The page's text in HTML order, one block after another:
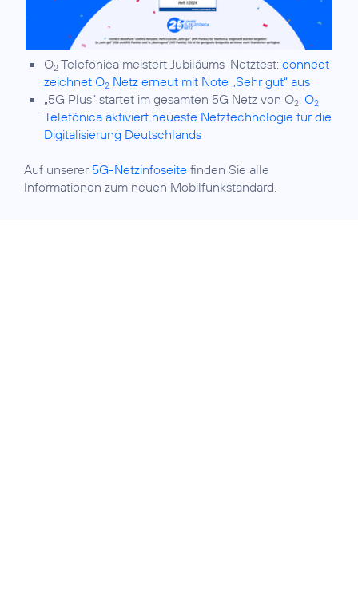
O2 Telefónica meistert Jubiläums-Netztest: connect
zeichnet O2 Netz erneut mit Note „Sehr gut“ aus
„5G Plus“ startet im gesamten 5G Netz von O2: O2
Telefónica aktiviert neueste Netztechnologie für die
Digitalisierung Deutschlands
Auf unserer 5G-Netzinfoseite finden Sie alle
Informationen zum neuen Mobilfunkstandard.